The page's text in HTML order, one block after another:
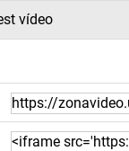
vídeo